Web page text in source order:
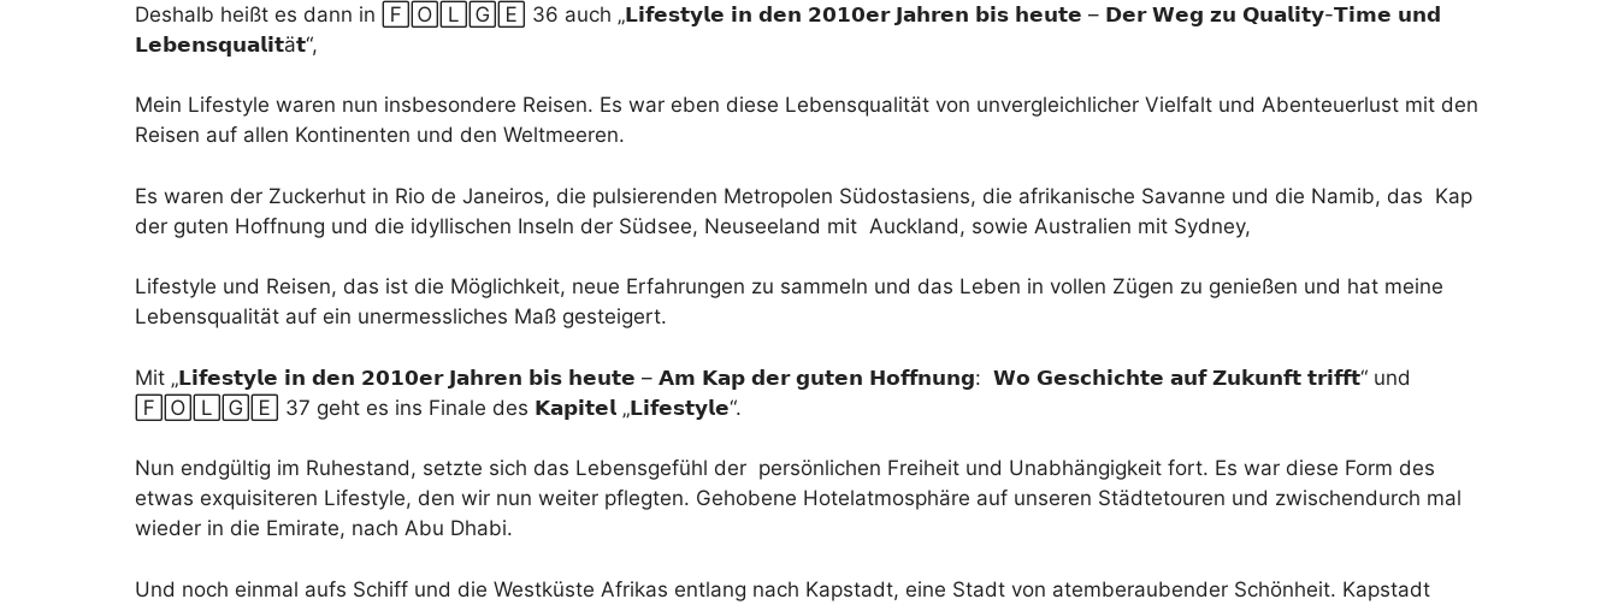
Deshalb heißt es dann in 🄵🄾🄻🄶🄴 36 auch „𝗟𝗶𝗳𝗲𝘀𝘁𝘆𝗹𝗲 𝗶𝗻 𝗱𝗲𝗻 𝟮𝟬𝟭𝟬𝗲𝗿 𝗝𝗮𝗵𝗿𝗲𝗻 𝗯𝗶𝘀 𝗵𝗲𝘂𝘁𝗲 – 𝗗𝗲𝗿 𝗪𝗲𝗴 𝘇𝘂 𝗤𝘂𝗮𝗹𝗶𝘁𝘆-𝗧𝗶𝗺𝗲 𝘂𝗻𝗱
𝗟𝗲𝗯𝗲𝗻𝘀𝗾𝘂𝗮𝗹𝗶𝘁ä𝘁“,
Mein Lifestyle waren nun insbesondere Reisen. Es war eben diese Lebensqualität von unvergleichlicher Vielfalt und Abenteuerlust mit den
Reisen auf allen Kontinenten und den Weltmeeren.
Es waren der Zuckerhut in Rio de Janeiros, die pulsierenden Metropolen Südostasiens, die afrikanische Savanne und die Namib, das Kap
der guten Hoffnung und die idyllischen Inseln der Südsee, Neuseeland mit Auckland, sowie Australien mit Sydney,
Lifestyle und Reisen, das ist die Möglichkeit, neue Erfahrungen zu sammeln und das Leben in vollen Zügen zu genießen und hat meine
Lebensqualität auf ein unermessliches Maß gesteigert.
Mit „𝗟𝗶𝗳𝗲𝘀𝘁𝘆𝗹𝗲 𝗶𝗻 𝗱𝗲𝗻 𝟮𝟬𝟭𝟬𝗲𝗿 𝗝𝗮𝗵𝗿𝗲𝗻 𝗯𝗶𝘀 𝗵𝗲𝘂𝘁𝗲 – 𝗔𝗺 𝗞𝗮𝗽 𝗱𝗲𝗿 𝗴𝘂𝘁𝗲𝗻 𝗛𝗼𝗳𝗳𝗻𝘂𝗻𝗴: 𝗪𝗼 𝗚𝗲𝘀𝗰𝗵𝗶𝗰𝗵𝘁𝗲 𝗮𝘂𝗳 𝗭𝘂𝗸𝘂𝗻𝗳𝘁 𝘁𝗿𝗶𝗳𝗳𝘁“ und
🄵🄾🄻🄶🄴 37 geht es ins Finale des 𝗞𝗮𝗽𝗶𝘁𝗲𝗹 „𝗟𝗶𝗳𝗲𝘀𝘁𝘆𝗹𝗲“.
Nun endgültig im Ruhestand, setzte sich das Lebensgefühl der persönlichen Freiheit und Unabhängigkeit fort. Es war diese Form des
etwas exquisiteren Lifestyle, den wir nun weiter pflegten. Gehobene Hotelatmosphäre auf unseren Städtetouren und zwischendurch mal
wieder in die Emirate, nach Abu Dhabi.
Und noch einmal aufs Schiff und die Westküste Afrikas entlang nach Kapstadt, eine Stadt von atemberaubender Schönheit. Kapstadt